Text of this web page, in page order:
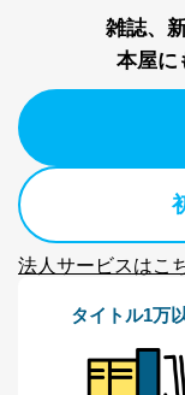
雑誌、
本屋に
法人サービスはこ
タイトル1万